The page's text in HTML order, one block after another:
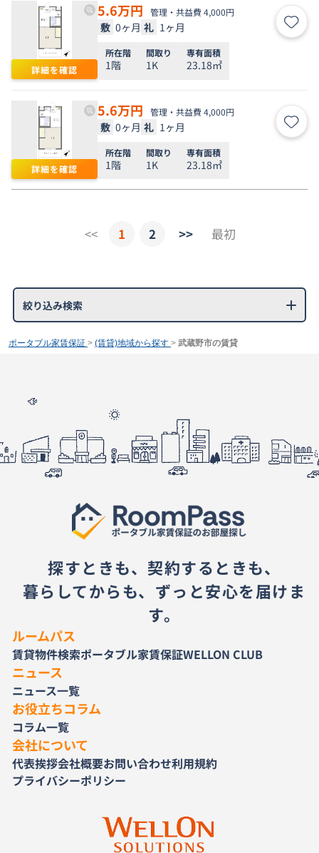
詳細を確認
5.6万円 管理・共益費 4,000円
敷 0ヶ月 礼 1ヶ月 お気
所在階
1階
間取り
1K
専有面積
23.18㎡
詳細を確認
5.6万円 管理・共益費 4,000円
敷 0ヶ月 礼 1ヶ月 お気
所在階
1階
間取り
1K
専有面積
23.18㎡
<< 1 2 >> 最初
絞り込み検索
ポータブル家賃保証 > (賃貸)地域から探す > 武蔵野市の賃貸
探すときも、契約するときも、
暮らしてからも、ずっと安心を届けま
す。
ルームパス
賃貸物件検索ポータブル家賃保証WELLON CLUB
ニュース
ニュース一覧
お役立ちコラム
コラム一覧
会社について
代表挨拶会社概要お問い合わせ利用規約
プライバシーポリシー